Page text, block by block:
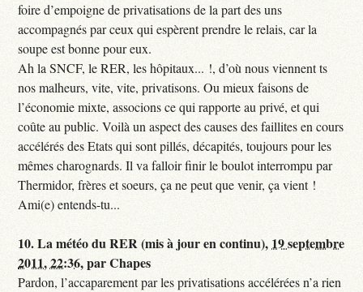
foire d’empoigne de privatisations de la part des uns
accompagnés par ceux qui espèrent prendre le relais, car la
soupe est bonne pour eux.
Ah la SNCF, le RER, les hôpitaux... !, d’où nous viennent ts
nos malheurs, vite, vite, privatisons. Ou mieux faisons de
l’économie mixte, associons ce qui rapporte au privé, et qui
coûte au public. Voilà un aspect des causes des faillites en cours
accélérés des Etats qui sont pillés, décapités, toujours pour les
mêmes charognards. Il va falloir finir le boulot interrompu par
Thermidor, frères et soeurs, ça ne peut que venir, ça vient !
Ami(e) entends-tu...
10.La météo du RER (mis à jour en continu), 19 septembre
2011, 22:36,parChapes
Pardon, l’accaparement par les privatisations accélérées n’a rien